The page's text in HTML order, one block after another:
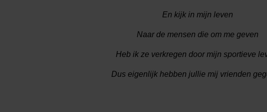
En kijk in mijn leven
Naar de mensen die om me geven
Heb ik ze verkregen door mijn sportieve
Dus eigenlijk hebben jullie mij vrienden